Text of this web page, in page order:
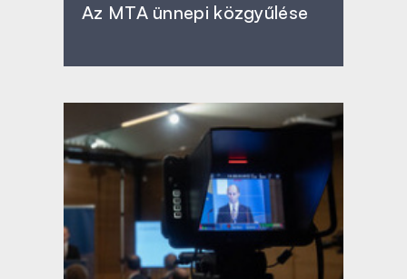
Az MTA ünnepi közgyűlése